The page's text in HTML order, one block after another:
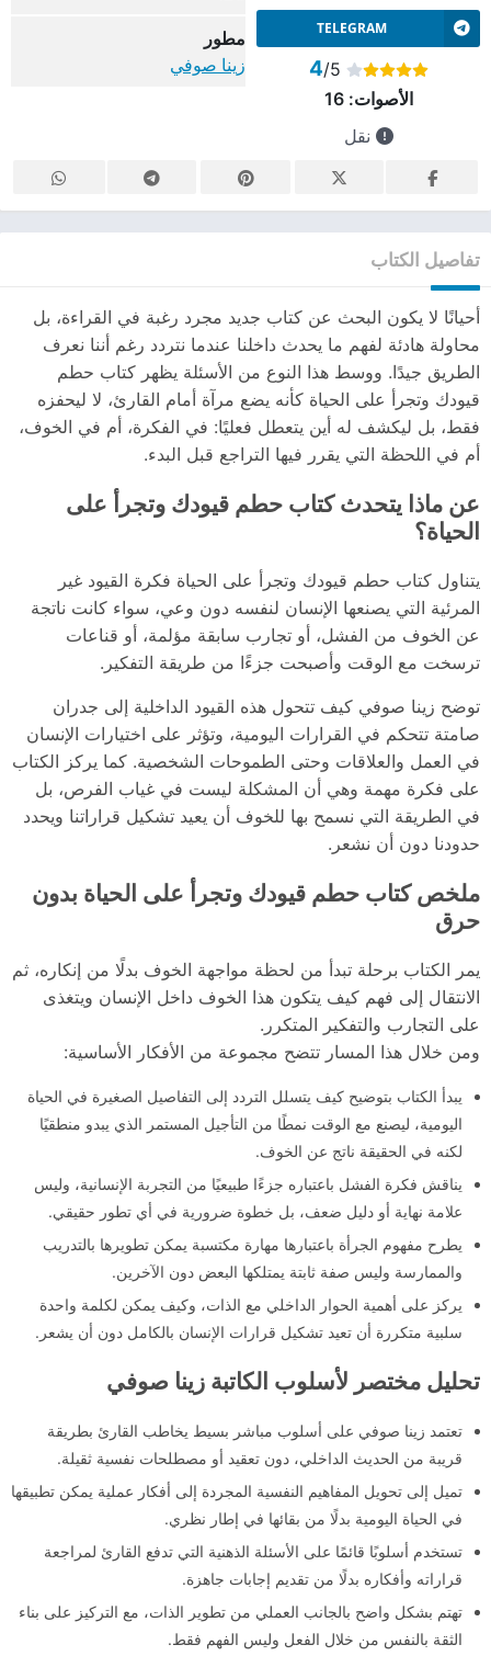
TELEGRAM
4/5
الأصوات:16
نقل
مطور
زينا صوفي
تفاصيل الكتاب
أحيانًا لا يكون البحث عن كتاب جديد مجرد رغبة في القراءة، بل
محاولة هادئة لفهم ما يحدث داخلنا عندما نتردد رغم أننا نعرف
الطريق جيدًا. ووسط هذا النوع من الأسئلة يظهر كتاب حطم
قيودك وتجرأ على الحياة كأنه يضع مرآة أمام القارئ، لا ليحفزه
فقط، بل ليكشف له أين يتعطل فعليًا: في الفكرة، أم في الخوف،
أم في اللحظة التي يقرر فيها التراجع قبل البدء.
عن ماذا يتحدث كتاب حطم قيودك وتجرأ على
الحياة؟
يتناول كتاب حطم قيودك وتجرأ على الحياة فكرة القيود غير
المرئية التي يصنعها الإنسان لنفسه دون وعي، سواء كانت ناتجة
عن الخوف من الفشل، أو تجارب سابقة مؤلمة، أو قناعات
ترسخت مع الوقت وأصبحت جزءًا من طريقة التفكير.
توضح زينا صوفي كيف تتحول هذه القيود الداخلية إلى جدران
صامتة تتحكم في القرارات اليومية، وتؤثر على اختيارات الإنسان
في العمل والعلاقات وحتى الطموحات الشخصية. كما يركز الكتاب
على فكرة مهمة وهي أن المشكلة ليست في غياب الفرص، بل
في الطريقة التي نسمح بها للخوف أن يعيد تشكيل قراراتنا ويحدد
حدودنا دون أن نشعر.
ملخص كتاب حطم قيودك وتجرأ على الحياة بدون
حرق
يمر الكتاب برحلة تبدأ من لحظة مواجهة الخوف بدلًا من إنكاره، ثم
الانتقال إلى فهم كيف يتكون هذا الخوف داخل الإنسان ويتغذى
على التجارب والتفكير المتكرر.
ومن خلال هذا المسار تتضح مجموعة من الأفكار الأساسية:
يبدأ الكتاب بتوضيح كيف يتسلل التردد إلى التفاصيل الصغيرة في الحياة
اليومية، ليصنع مع الوقت نمطًا من التأجيل المستمر الذي يبدو منطقيًا
لكنه في الحقيقة ناتج عن الخوف.
يناقش فكرة الفشل باعتباره جزءًا طبيعيًا من التجربة الإنسانية، وليس
علامة نهاية أو دليل ضعف، بل خطوة ضرورية في أي تطور حقيقي.
يطرح مفهوم الجرأة باعتبارها مهارة مكتسبة يمكن تطويرها بالتدريب
والممارسة وليس صفة ثابتة يمتلكها البعض دون الآخرين.
يركز على أهمية الحوار الداخلي مع الذات، وكيف يمكن لكلمة واحدة
سلبية متكررة أن تعيد تشكيل قرارات الإنسان بالكامل دون أن يشعر.
تحليل مختصر لأسلوب الكاتبة زينا صوفي
تعتمد زينا صوفي على أسلوب مباشر بسيط يخاطب القارئ بطريقة
قريبة من الحديث الداخلي، دون تعقيد أو مصطلحات نفسية ثقيلة.
تميل إلى تحويل المفاهيم النفسية المجردة إلى أفكار عملية يمكن تطبيقها
في الحياة اليومية بدلًا من بقائها في إطار نظري.
تستخدم أسلوبًا قائمًا على الأسئلة الذهنية التي تدفع القارئ لمراجعة
قراراته وأفكاره بدلًا من تقديم إجابات جاهزة.
تهتم بشكل واضح بالجانب العملي من تطوير الذات، مع التركيز على بناء
الثقة بالنفس من خلال الفعل وليس الفهم فقط.